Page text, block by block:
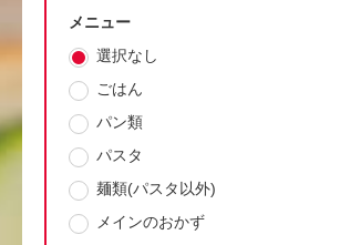
メニュー
選択なし
ごはん
パン類
パスタ
麺類(パスタ以外)
メインのおかず